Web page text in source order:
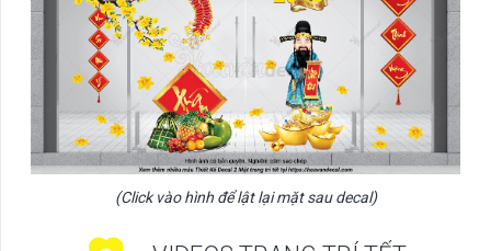
(Click vào hình để lật lại mặt sau decal)